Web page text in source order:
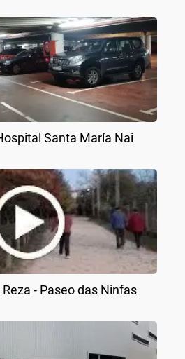
Santa María Nai
- Paseo das Ninfas